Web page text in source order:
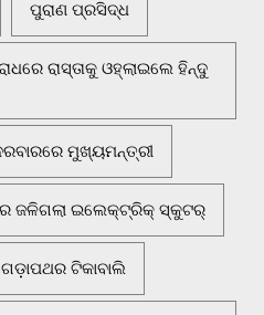
ପୁରାଣ ପ୍ରସିଦ୍ଧ
ରାସ୍ତାକୁ ଓହ୍ଲାଇଲେ ହିନ୍ଦୁ
ମୁଖ୍ୟମନ୍ତ୍ରୀ
ଜଳିଗଲା ଇଲେକ୍ଟ୍ରିକ୍ ସ୍କୁଟର୍
ଟିକାବାଲି